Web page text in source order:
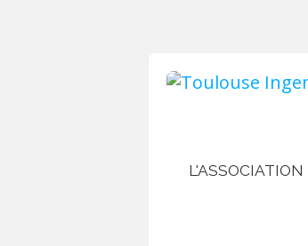
L'ASSOCIATION